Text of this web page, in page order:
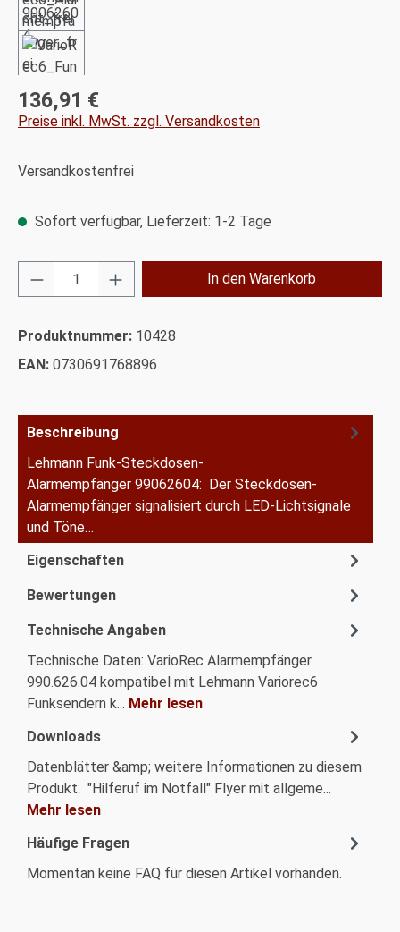
Regulärer Preis:
136,91 €
Preise inkl. MwSt. zzgl. Versandkosten
Versandkostenfrei
Sofort verfügbar, Lieferzeit: 1-2 Tage
Produkt Anzahl: Gib den gewünschten
In den Warenkorb
Produktnummer: 10428
EAN: 0730691768896
Beschreibung
Lehmann Funk-Steckdosen-
Alarmempfänger 99062604: Der Steckdosen-
Alarmempfänger signalisiert durch LED-Lichtsignale
und Töne…
Eigenschaften
Bewertungen
Technische Angaben
Technische Daten: VarioRec Alarmempfänger
990.626.04 kompatibel mit Lehmann Variorec6
Funksendern k... Mehr lesen
Downloads
Datenblätter &amp; weitere Informationen zu diesem
Produkt: "Hilferuf im Notfall" Flyer mit allgeme...
Mehr lesen
Häufige Fragen
Momentan keine FAQ für diesen Artikel vorhanden.